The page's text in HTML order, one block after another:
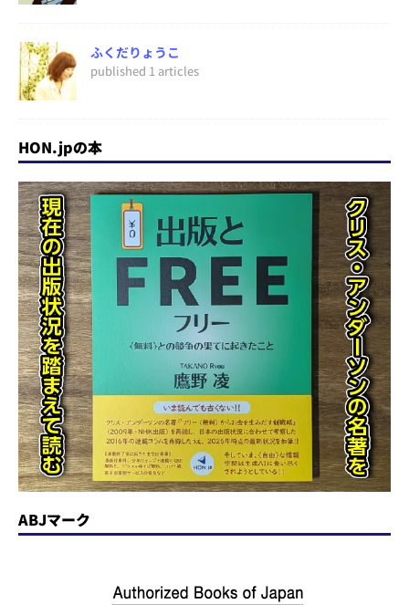
ふくだりょうこ
published 1 articles
HON.jpの本
ABJマーク